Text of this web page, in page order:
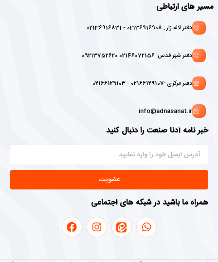
مسیر های ارتباطی
دفتر لاله زار : 02136916908 - 02136916831
دفتر شهر قدس: 02146072156 09213752620
دفتر مرکزی :02166129107 - 02166129103
info@adnasanat.ir
خبر نامه آدنا صنعت را دنبال کنید
عضویت
همراه ما باشید در شبکه های اجتماعی